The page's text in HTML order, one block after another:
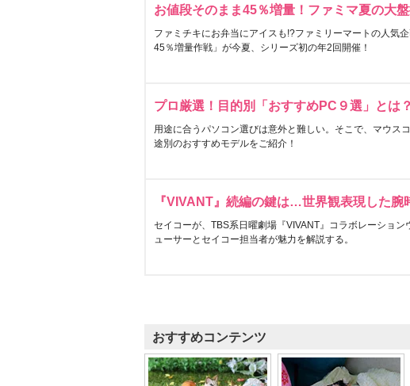
お値段そのまま45％増量！ファミマ夏の大
ファミチキにお弁当にアイスも!?ファミリーマートの人気
45％増量作戦」が今夏、シリーズ初の年2回開催！
プロ厳選！目的別「おすすめPC９選」とは？
用途に合うパソコン選びは意外と難しい。そこで、マウス
途別のおすすめモデルをご紹介！
『VIVANT』続編の鍵は…世界観表現した腕
セイコーが、TBS系日曜劇場『VIVANT』コラボレーショ
ューサーとセイコー担当者が魅力を解説する。
おすすめコンテンツ